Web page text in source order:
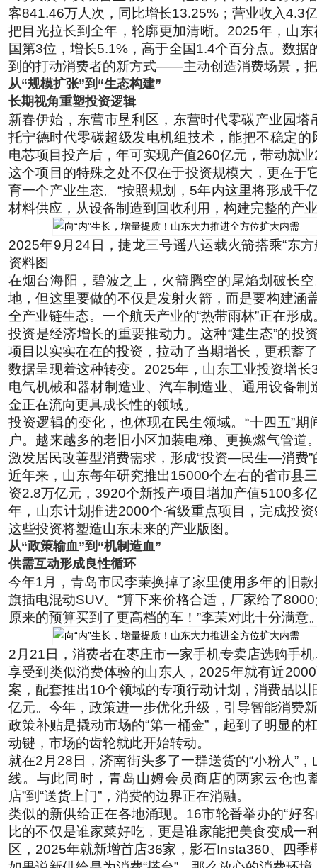
客841.46万人次，同比增长13.25%；营业收入4.3
把目光拉长到全年，轮廓更加清晰。2025年，山
国第3位，增长5.1%，高于全国1.4个百分点。数
到的打动消费者的新方式——主动创造消费场景，
从“规模扩张”到“生态构建”
长期视角重塑投资逻辑
新春伊始，东营市垦利区，东营时代零碳产业园
托宁德时代零碳超级发电机组技术，能把不稳定
电芯项目投产后，年可实现产值260亿元，带动就
这个项目的特殊之处不仅在于投资规模大，更在
育一个产业生态。“按照规划，5年内这里将形成
材料供应，从设备制造到回收利用，构建完整的产
2025年9月24日，捷龙三号遥八运载火箭搭乘“东
资料图
在烟台海阳，碧波之上，火箭腾空的尾焰划破长
地，但这里要做的不仅是发射火箭，而是要构建涵
全产业链生态。一个航天产业的“热带雨林”正在形成
投资是经济增长的重要推动力。这种“建生态”的
项目以实实在在的投资，拉动了当期增长，更积蓄
数据呈现着这种转变。2025年，山东工业投资增
电气机械和器材制造业、汽车制造业、通用设备
金正在流向更具成长性的领域。
投资逻辑的变化，也体现在民生领域。“十四五”
户。越来越多的老旧小区加装电梯、更换燃气管
激发居民改善型消费需求，形成“投资—民生—消费”
近年来，山东每年研究推出15000个左右的省市县
资2.8万亿元，3920个新投产项目增加产值5100多
年，山东计划推进2000个省级重点项目，完成投
这些投资将塑造山东未来的产业版图。
从“政策输血”到“机制造血”
供需互动形成良性循环
今年1月，青岛市民李茉换掉了家里使用多年的旧
旗插电混动SUV。“算下来价格合适，厂家给了
原来的预算买到了更高档的车！”李茉对此十分满意
2月21日，消费者在枣庄市一家手机专卖店选购手
享受到类似消费体验的山东人，2025年就有近
案，配套推出10个领域的专项行动计划，消费品
亿元。今年，政策进一步优化升级，引导智能消费
政策补贴是撬动市场的“第一桶金”，起到了明显
动键，市场的齿轮就此开始转动。
就在2月28日，济南街头多了一群送货的“小粉人”
线。与此同时，青岛山姆会员商店的两家云仓也
店”到“送货上门”，消费的边界正在消融。
类似的新供给正在各地涌现。16市轮番举办的“好
比的不仅是谁家菜好吃，更是谁家能把美食变成
区，2025年就新增首店36家，影石Insta360、四季